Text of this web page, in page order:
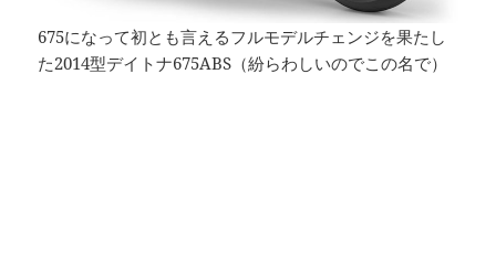
675になって初とも言えるフルモデルチェンジを果たし
た2014型デイトナ675ABS（紛らわしいのでこの名で）